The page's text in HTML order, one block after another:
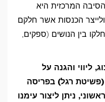
המרכזית היא
הכנסות אשר חלקם
בין הנושים (ספקים,
ליווי והגנה על
(פשיטת רגל) בפריסה
ניתן ליצור עימנו